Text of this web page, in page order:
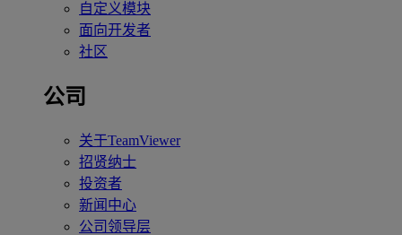
自定义模块
面向开发者
社区
公司
关于TeamViewer
招贤纳士
投资者
新闻中心
公司领导层